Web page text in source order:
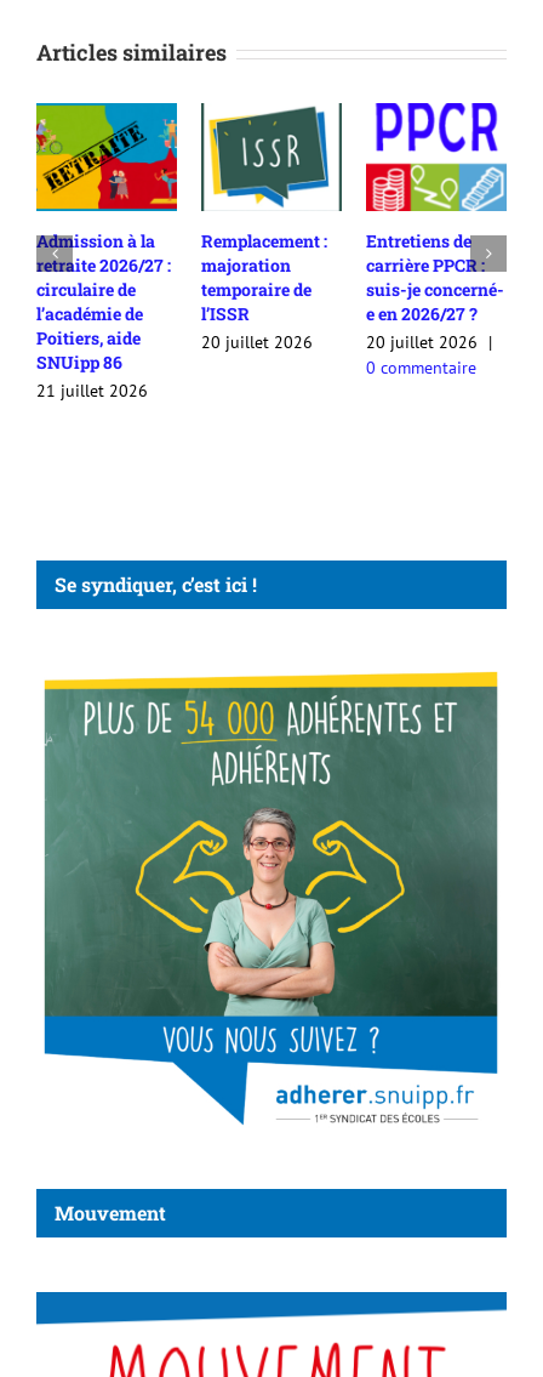
Articles similaires
Admission à la
retraite 2026/27 :
circulaire de
l’académie de
Poitiers, aide
SNUipp 86
21 juillet 2026
Remplacement :
majoration
temporaire de
l’ISSR
20 juillet 2026
Entretiens de
carrière PPCR :
suis-je concerné-
e en 2026/27 ?
20 juillet 2026
|
0 commentaire
Se syndiquer, c’est ici !
Mouvement